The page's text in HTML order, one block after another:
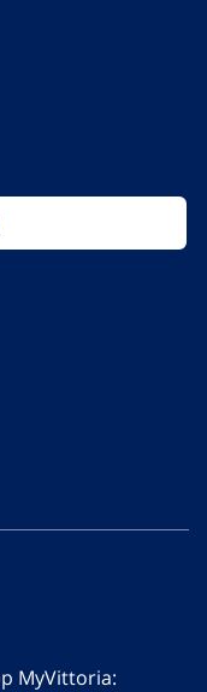
MyVittoria: